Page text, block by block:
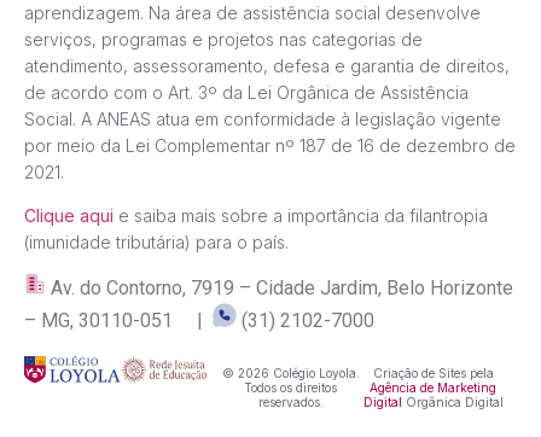
aprendizagem. Na área de assistência social desenvolve
serviços, programas e projetos nas categorias de
atendimento, assessoramento, defesa e garantia de direitos,
de acordo com o Art. 3º da Lei Orgânica de Assistência
Social. A ANEAS atua em conformidade à legislação vigente
por meio da Lei Complementar nº 187 de 16 de dezembro de
2021.
Clique aqui e saiba mais sobre a importância da filantropia
(imunidade tributária) para o país.
Av. do Contorno, 7919 – Cidade Jardim, Belo Horizonte
– MG, 30110-051 |
(31) 2102-7000
© 2026 Colégio Loyola.
Todos os direitos
reservados.
Criação de Sites pela
Agência de Marketing
Digital Orgânica Digital